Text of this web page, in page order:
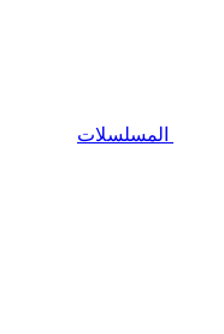
المسلسلات